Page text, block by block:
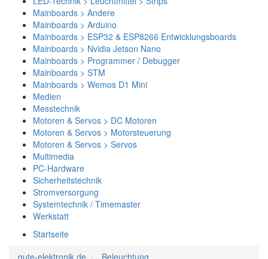
Mainboards > Andere
Mainboards > Arduino
Mainboards > ESP32 & ESP8266 Entwicklungsboards
Mainboards > Nvidia Jetson Nano
Mainboards > Programmer / Debugger
Mainboards > STM
Mainboards > Wemos D1 Mini
Medien
Messtechnik
Motoren & Servos > DC Motoren
Motoren & Servos > Motorsteuerung
Motoren & Servos > Servos
Multimedia
PC-Hardware
Sicherheitstechnik
Stromversorgung
Systemtechnik / Timemaster
Werkstatt
Startseite
gute-elektronik.de
Beleuchtung